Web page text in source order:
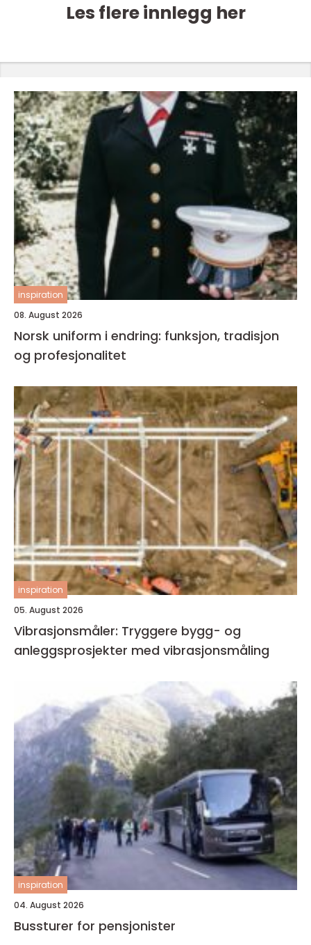
Les flere innlegg her
inspiration
08. August 2026
Norsk uniform i endring: funksjon, tradisjon
og profesjonalitet
inspiration
05. August 2026
Vibrasjonsmåler: Tryggere bygg- og
anleggsprosjekter med vibrasjonsmåling
inspiration
04. August 2026
Bussturer for pensjonister